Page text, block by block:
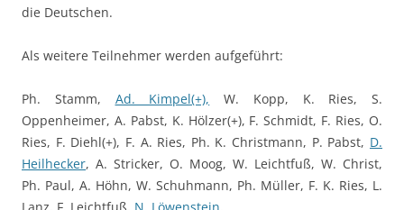
die Deutschen.
Als weitere Teilnehmer werden aufgeführt:
Ph. Stamm, Ad. Kimpel(+), W. Kopp, K. Ries, S.
Oppenheimer, A. Pabst, K. Hölzer(+), F. Schmidt, F. Ries, O.
Ries, F. Diehl(+), F. A. Ries, Ph. K. Christmann, P. Pabst, D.
Heilhecker, A. Stricker, O. Moog, W. Leichtfuß, W. Christ,
Ph. Paul, A. Höhn, W. Schuhmann, Ph. Müller, F. K. Ries, L.